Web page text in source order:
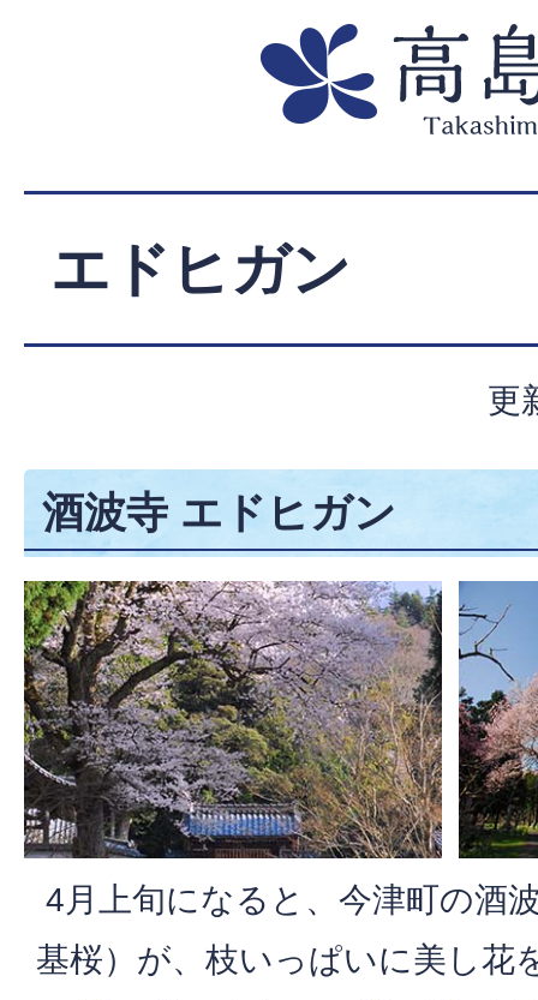
エドヒガン
更
酒波寺 エドヒガン
4月上旬になると、今津町の酒
基桜）が、枝いっぱいに美し花